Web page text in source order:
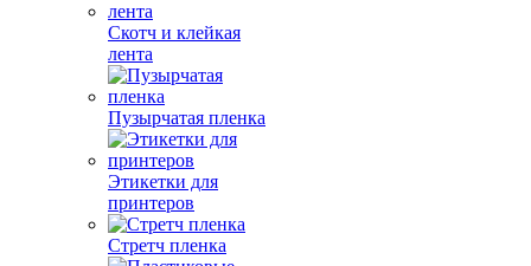
Скотч и клейкая
лента
Пузырчатая пленка
Этикетки для
принтеров
Стретч пленка